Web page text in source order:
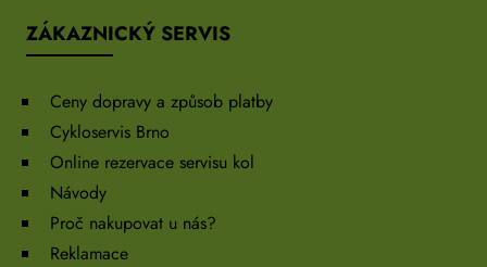
ZÁKAZNICKÝ SERVIS
Ceny dopravy a způsob platby
Cykloservis Brno
Online rezervace servisu kol
Návody
Proč nakupovat u nás?
Reklamace